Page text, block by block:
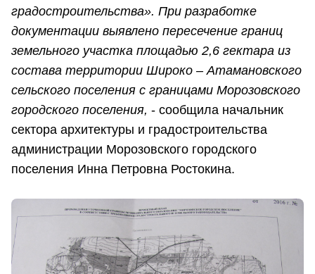
градостроительства». При разработке
документации выявлено пересечение границ
земельного участка площадью 2,6 гектара из
состава территории Широко – Атамановского
сельского поселения с границами Морозовского
городского поселения, - сообщила начальник
сектора архитектуры и градостроительства
администрации Морозовского городского
поселения Инна Петровна Ростокина.